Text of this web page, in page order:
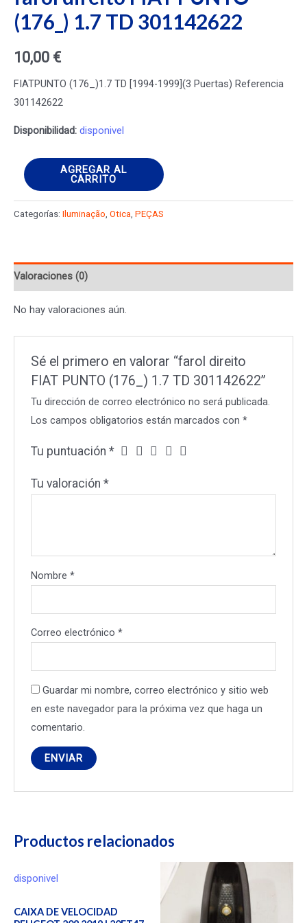
(176_) 1.7 TD 301142622
10,00 €
FIATPUNTO (176_)1.7 TD [1994-1999](3 Puertas) Referencia
301142622
Disponibilidad: disponivel
farol
direito
FIAT
PUNTO
TD
cantidad
AGREGAR AL
CARRITO
Categorías: Iluminação Otica PEÇAS
Valoraciones (0)
No hay valoraciones aún.
Sé el primero en valorar “farol direito
FIAT PUNTO (176_) 1.7 TD 301142622”
Tu dirección de correo electrónico no será publicada.
Los campos obligatorios están marcados con*
Tu puntuación*
Tu valoración*
Nombre*
Correo electrónico*
Guardar mi nombre, correo electrónico y sitio web
en este navegador para la próxima vez que haga un
comentario.
Productos relacionados
disponivel
CAIXA DE VELOCIDAD